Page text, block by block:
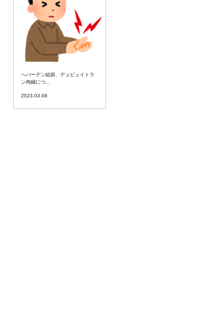
へバーデン結節、デュピュイトラ
ン拘縮につ...
2023.03.08